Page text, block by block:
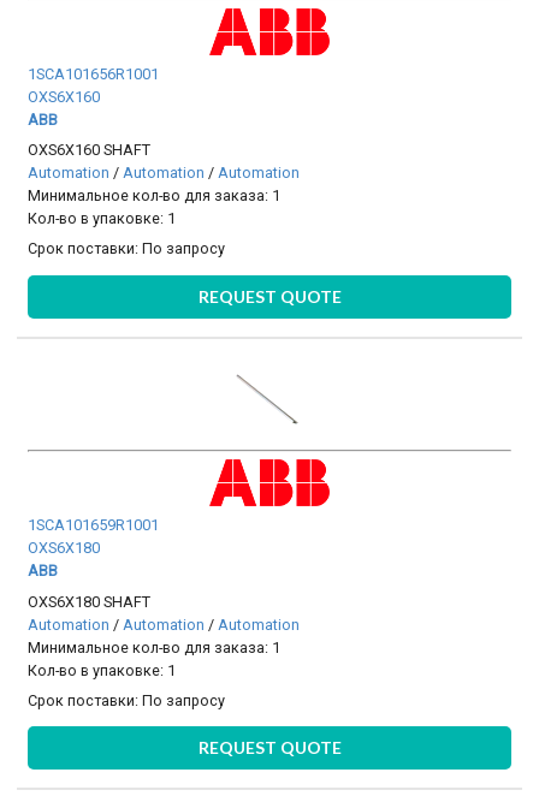
1SCA101656R1001
OXS6X160
ABB
OXS6X160 SHAFT
Automation /Automation /Automation
Минимальное кол-во для заказа: 1
Кол-во в упаковке: 1
Срок поставки:По запросу
REQUEST QUOTE
1SCA101659R1001
OXS6X180
ABB
OXS6X180 SHAFT
Automation / Automation / Automation
Минимальное кол-во для заказа: 1
Кол-во в упаковке: 1
Срок поставки:По запросу
REQUEST QUOTE